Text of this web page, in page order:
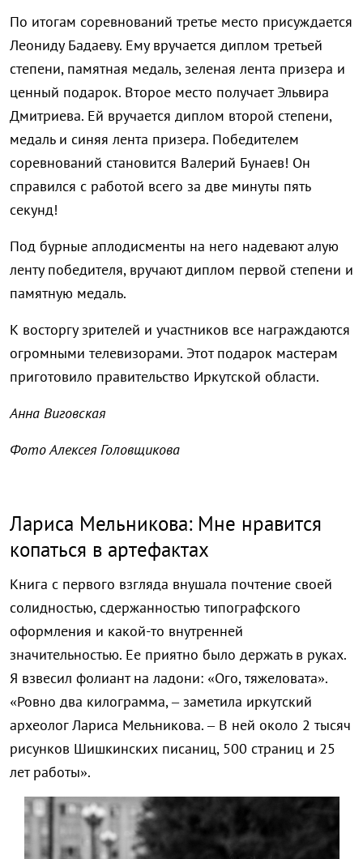
По итогам соревнований третье место присуждается
Леониду Бадаеву. Ему вручается диплом третьей
степени, памятная медаль, зеленая лента призера и
ценный подарок. Второе место получает Эльвира
Дмитриева. Ей вручается диплом второй степени,
медаль и синяя лента призера. Победителем
соревнований становится Валерий Бунаев! Он
справился с работой всего за две минуты пять
секунд!
Под бурные аплодисменты на него надевают алую
ленту победителя, вручают диплом первой степени и
памятную медаль.
К восторгу зрителей и участников все награждаются
огромными телевизорами. Этот подарок мастерам
приготовило правительство Иркутской области.
Анна Виговская
Фото Алексея Головщикова
Лариса Мельникова: Мне нравится
копаться в артефактах
Книга с первого взгляда внушала почтение своей
солидностью, сдержанностью типографского
оформления и какой-то внутренней
значительностью. Ее приятно было держать в руках.
Я взвесил фолиант на ладони: «Ого, тяжеловата».
«Ровно два килограмма, – заметила иркутский
археолог Лариса Мельникова. – В ней около 2 тысяч
рисунков Шишкинских писаниц, 500 страниц и 25
лет работы».